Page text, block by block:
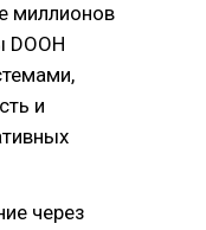
миллионов
и
через